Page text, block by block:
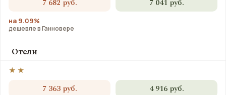
7 682 руб. 7 041 руб.
на 9.09%
дешевле в Ганновере
Отели
★★
7 363 руб. 4 916 руб.